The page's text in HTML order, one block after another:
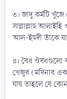
৩। জাদু কর্মটি
সাল্লাল্লাহু
আল-ইহুদী তাঁকে
৪। বৈধ ঔষধগুলো
খেজুর (মদিনার
যায় তাহলে যে